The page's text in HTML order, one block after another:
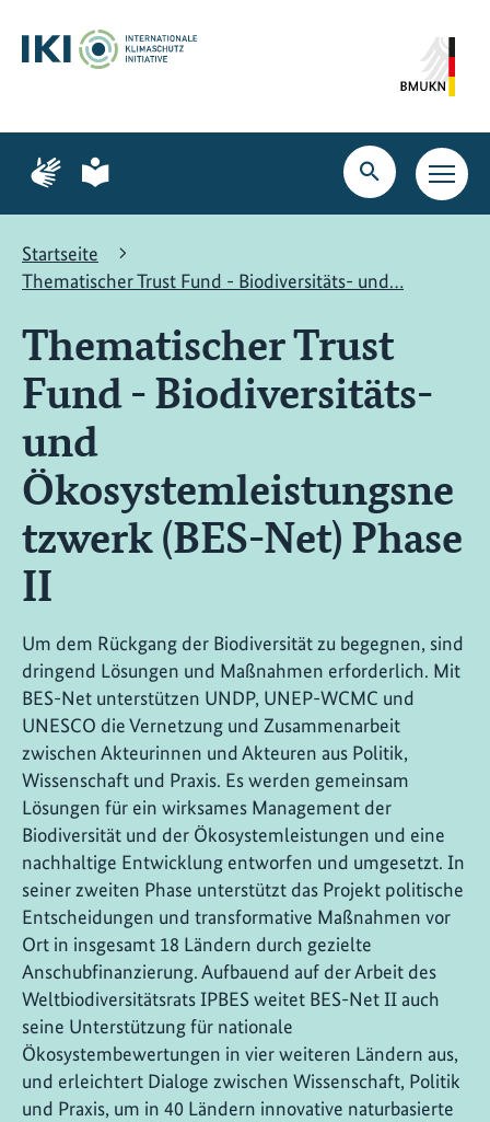
Hauptinhalt
springen
Suche
springen
Hauptnavigation
springen
Zur
Seite
Gebärdensprache
Zur
Seite
leichte
Suche
öffnen
Startseite
Thematischer Trust Fund - Biodiversitäts- und…
Thematischer Trust
Fund - Biodiversitäts-
und
Ökosystemleistungsne
tzwerk (BES-Net) Phase
II
Um dem Rückgang der Biodiversität zu begegnen, sind
dringend Lösungen und Maßnahmen erforderlich. Mit
BES-Net unterstützen UNDP, UNEP-WCMC und
UNESCO die Vernetzung und Zusammenarbeit
zwischen Akteurinnen und Akteuren aus Politik,
Wissenschaft und Praxis. Es werden gemeinsam
Lösungen für ein wirksames Management der
Biodiversität und der Ökosystemleistungen und eine
nachhaltige Entwicklung entworfen und umgesetzt. In
seiner zweiten Phase unterstützt das Projekt politische
Entscheidungen und transformative Maßnahmen vor
Ort in insgesamt 18 Ländern durch gezielte
Anschubfinanzierung. Aufbauend auf der Arbeit des
Weltbiodiversitätsrats IPBES weitet BES-Net II auch
seine Unterstützung für nationale
Ökosystembewertungen in vier weiteren Ländern aus,
und erleichtert Dialoge zwischen Wissenschaft, Politik
und Praxis, um in 40 Ländern innovative naturbasierte